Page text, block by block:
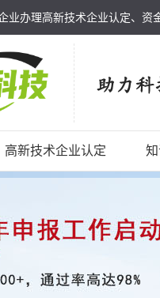
业办理高新技术企业认定、资
高新技术企业认定